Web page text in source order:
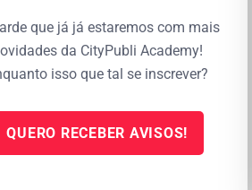
que já já estaremos com mais
da CityPubli Academy!
isso que tal se inscrever?
QUERO RECEBER AVISOS!